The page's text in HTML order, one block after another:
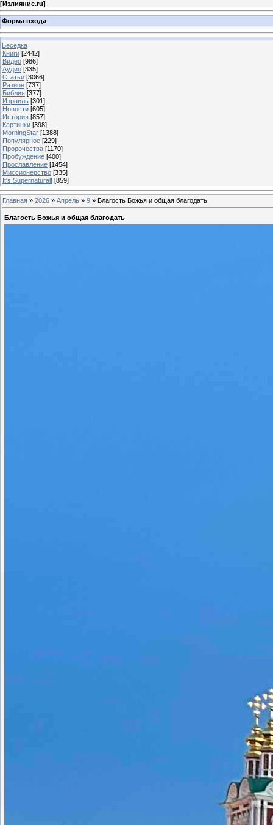
[Излияние.ru]
Форма входа
Беседка
Книги [2442]
Видео [986]
Аудио [335]
Статьи [3066]
Разное [737]
Библия [377]
Израиль [301]
Новости [605]
История [857]
Картинки [398]
MorningStar [1388]
Популярное [229]
Пророчества [1170]
Пробуждение [400]
Прославление [1454]
Миссионерство [335]
It's Supernatural! [859]
Главная » 2026 » Апрель » 9 » Благость Божья и общая благодать
Благость Божья и общая благодать